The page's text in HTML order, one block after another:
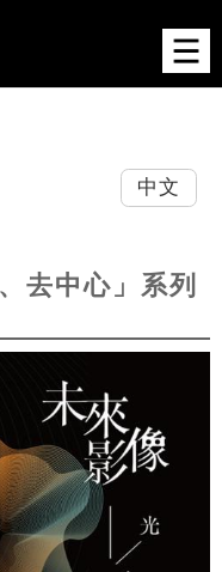
中文
去中心」系列